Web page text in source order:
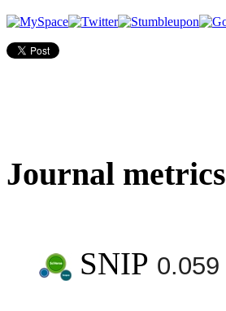
Journal metrics
SNIP 0.059